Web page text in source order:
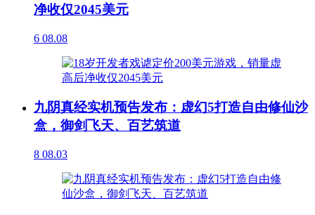
净收仅2045美元
6 08.08
九阴真经实机预告发布：虚幻5打造自由修仙沙
盒，御剑飞天、百艺筑道
8 08.03